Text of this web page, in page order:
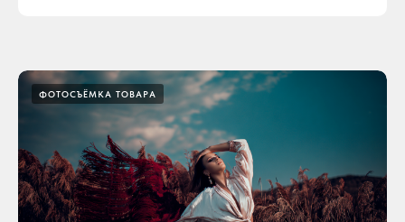
ФОТОСЪЁМКА ТОВАРА